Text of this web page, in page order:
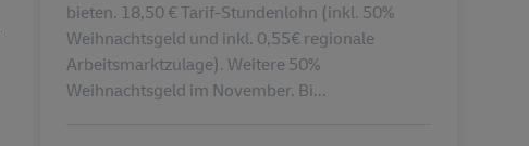
bieten. 18,50 € Tarif-Stundenlohn (inkl. 50%
Weihnachtsgeld und inkl. 0,55€ regionale
Arbeitsmarktzulage). Weitere 50%
Weihnachtsgeld im November. Bi...